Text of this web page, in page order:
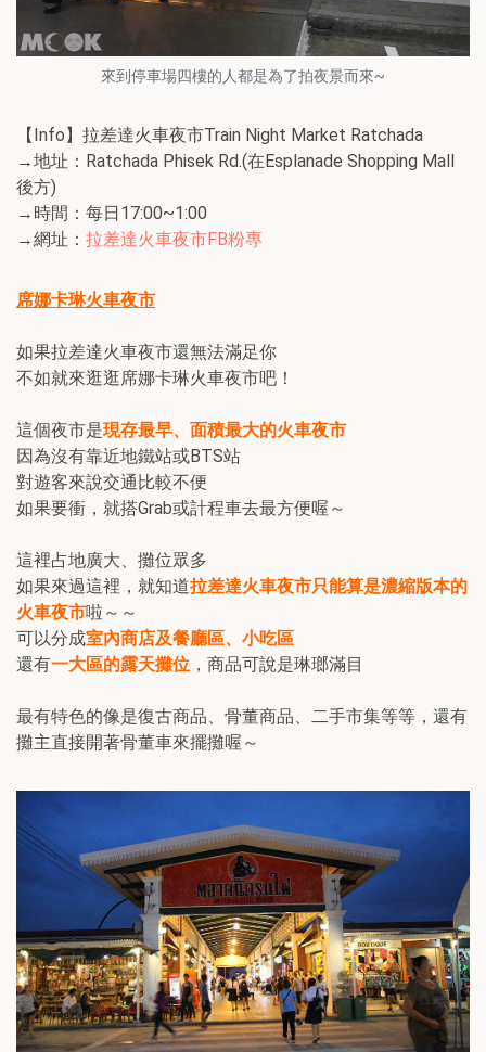
來到停車場四樓的人都是為了拍夜景而來~
【Info】拉差達火車夜市Train Night Market Ratchada
→地址：Ratchada Phisek Rd.(在Esplanade Shopping Mall
後方)
→時間：每日17:00~1:00
→網址： 拉差達火車夜市FB粉專
席娜卡琳火車夜市
如果拉差達火車夜市還無法滿足你
不如就來逛逛席娜卡琳火車夜市吧！
這個夜市是現存最早、面積最大的火車夜市
因為沒有靠近地鐵站或BTS站
對遊客來說交通比較不便
如果要衝，就搭Grab或計程車去最方便喔～
這裡占地廣大、攤位眾多
如果來過這裡，就知道拉差達火車夜市只能算是濃縮版本的
火車夜市啦～～
可以分成室內商店及餐廳區、小吃區
還有一大區的露天攤位 ，商品可說是琳瑯滿目
最有特色的像是復古商品、骨董商品、二手市集等等，還有
攤主直接開著骨董車來擺攤喔～